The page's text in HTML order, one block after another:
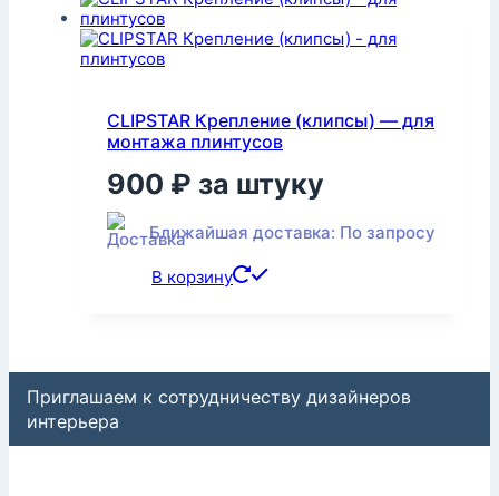
CLIPSTAR Крепление (клипсы) — для
монтажа плинтусов
900 ₽ за штуку
Ближайшая доставка: По запросу
В корзину
Приглашаем к сотрудничеству дизайнеров
интерьера